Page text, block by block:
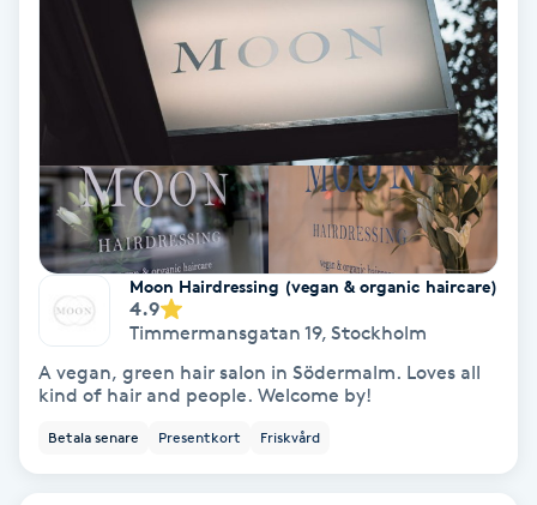
Thaimassage
Torr hårbotten
Torrborstning
Triggerpunktsmassage
Trådning
Träning
Moon Hairdressing (vegan & organic haircare)
4.9
Timmermansgatan 19, Stockholm
A vegan, green hair salon in Södermalm. Loves all
kind of hair and people. Welcome by!
Betala senare Presentkort Friskvård